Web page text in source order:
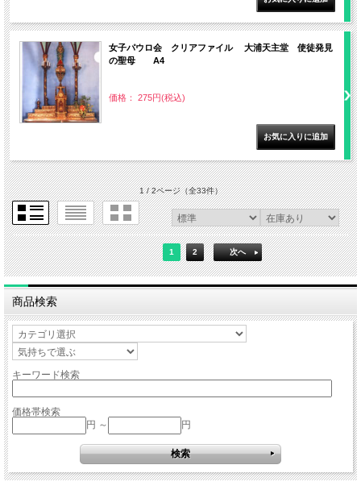
女子パウロ会 クリアファイル 大浦天主堂 使徒発見
の聖母 A4
価格： 275円(税込)
1 / 2ページ（全33件）
1 2 次へ
商品検索
キーワード検索
価格帯検索
円 ～
円